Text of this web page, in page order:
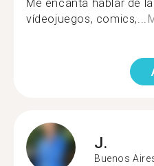
Me encanta hablar de
vídeojuegos, comics,...
J.
Buenos